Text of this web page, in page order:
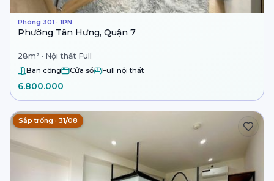
Phòng 301 · 1PN
Phường Tân Hưng, Quận 7
28m² · Nội thất Full
Ban công Cửa sổ Full nội thất
6.800.000
Sắp trống · 31/08